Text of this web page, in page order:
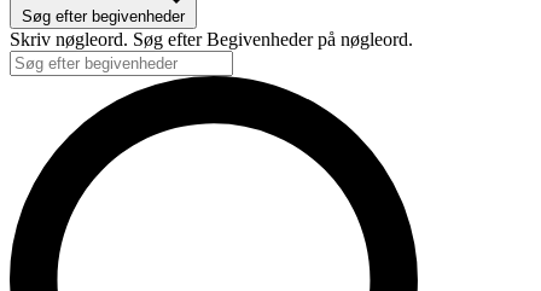
Søg efter begivenheder
Skriv nøgleord. Søg efter Begivenheder på nøgleord.